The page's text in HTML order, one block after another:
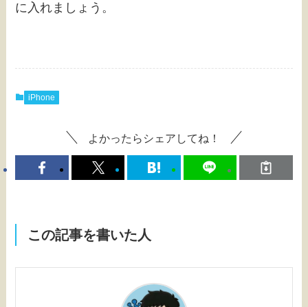
に入れましょう。
iPhone
よかったらシェアしてね！
この記事を書いた人